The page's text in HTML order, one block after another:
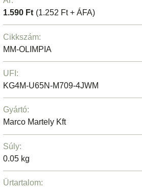
1.590 Ft (1.252 Ft + ÁFA)
Cikkszám:
MM-OLIMPIA
UFI:
KG4M-U65N-M709-4JWM
Gyártó:
Marco Martely Kft
Súly:
0.05 kg
Ürtartalom: